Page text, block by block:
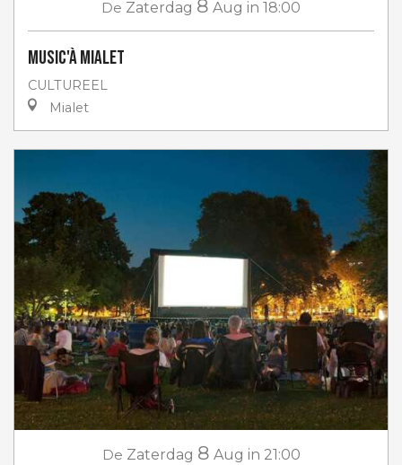
De Zaterdag 8 Aug in 18:00
Music'à Mialet
CULTUREEL
Mialet
De Zaterdag 8 Aug in 21:00